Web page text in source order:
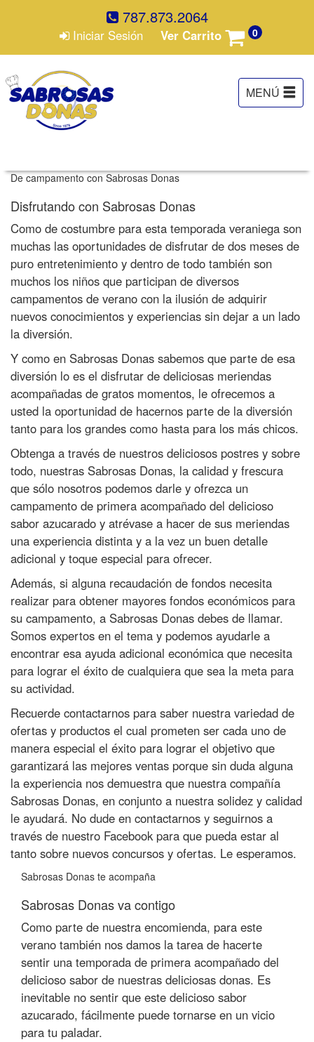
787.873.2064
Iniciar Sesión Ver Carrito 0
De campamento con Sabrosas Donas
Disfrutando con Sabrosas Donas
Como de costumbre para esta temporada veraniega son
muchas las oportunidades de disfrutar de dos meses de
puro entretenimiento y dentro de todo también son
muchos los niños que participan de diversos
campamentos de verano con la ilusión de adquirir
nuevos conocimientos y experiencias sin dejar a un lado
la diversión.
Y como en Sabrosas Donas sabemos que parte de esa
diversión lo es el disfrutar de deliciosas meriendas
acompañadas de gratos momentos, le ofrecemos a
usted la oportunidad de hacernos parte de la diversión
tanto para los grandes como hasta para los más chicos.
Obtenga a través de nuestros deliciosos postres y sobre
todo, nuestras Sabrosas Donas, la calidad y frescura
que sólo nosotros podemos darle y ofrezca un
campamento de primera acompañado del delicioso
sabor azucarado y atrévase a hacer de sus meriendas
una experiencia distinta y a la vez un buen detalle
adicional y toque especial para ofrecer.
Además, si alguna recaudación de fondos necesita
realizar para obtener mayores fondos económicos para
su campamento, a Sabrosas Donas debes de llamar.
Somos expertos en el tema y podemos ayudarle a
encontrar esa ayuda adicional económica que necesita
para lograr el éxito de cualquiera que sea la meta para
su actividad.
Recuerde contactarnos para saber nuestra variedad de
ofertas y productos el cual prometen ser cada uno de
manera especial el éxito para lograr el objetivo que
garantizará las mejores ventas porque sin duda alguna
la experiencia nos demuestra que nuestra compañía
Sabrosas Donas, en conjunto a nuestra solidez y calidad
le ayudará. No dude en contactarnos y seguirnos a
través de nuestro Facebook para que pueda estar al
tanto sobre nuevos concursos y ofertas. Le esperamos.
Sabrosas Donas te acompaña
Sabrosas Donas va contigo
Como parte de nuestra encomienda, para este
verano también nos damos la tarea de hacerte
sentir una temporada de primera acompañado del
delicioso sabor de nuestras deliciosas donas. Es
inevitable no sentir que este delicioso sabor
azucarado, fácilmente puede tornarse en un vicio
para tu paladar.